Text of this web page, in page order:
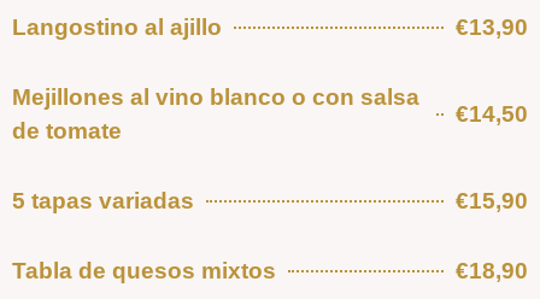
Langostino al ajillo €13,90
Mejillones al vino blanco o con salsa
de tomate
€14,50
5 tapas variadas €15,90
Tabla de quesos mixtos €18,90